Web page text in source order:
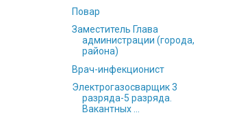
Повар
Заместитель Глава
администрации (города,
района)
Врач-инфекционист
Электрогазосварщик 3
разряда-5 разряда.
Вакантных ...